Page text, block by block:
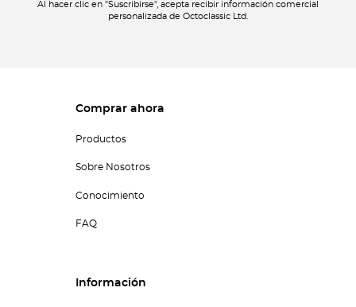
Al hacer clic en "Suscribirse", acepta recibir información comercial
personalizada de Octoclassic Ltd.
Comprar ahora
Productos
Sobre Nosotros
Conocimiento
FAQ
Información